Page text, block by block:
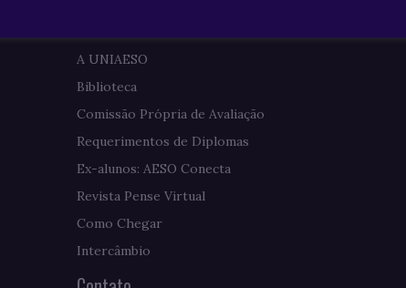
A UNIAESO
Biblioteca
Comissão Própria de Avaliação
Requerimentos de Diplomas
Ex-alunos: AESO Conecta
Revista Pense Virtual
Como Chegar
Intercâmbio